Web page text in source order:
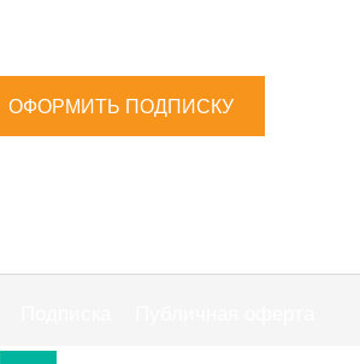
ОФОРМИТЬ ПОДПИСКУ